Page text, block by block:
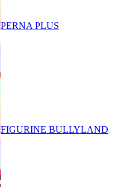
PERNA PLUS
FIGURINE BULLYLAND